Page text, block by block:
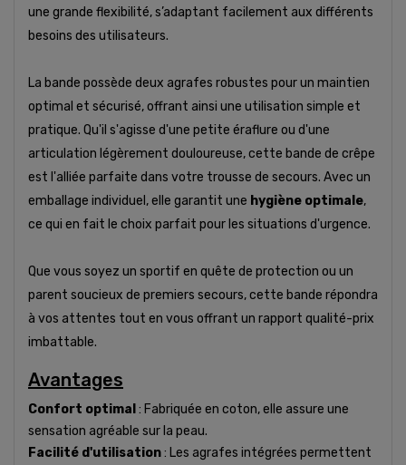
une grande flexibilité, s’adaptant facilement aux différents
besoins des utilisateurs.
La bande possède deux agrafes robustes pour un maintien
optimal et sécurisé, offrant ainsi une utilisation simple et
pratique. Qu'il s'agisse d'une petite éraflure ou d'une
articulation légèrement douloureuse, cette bande de crêpe
est l'alliée parfaite dans votre trousse de secours. Avec un
emballage individuel, elle garantit une hygiène optimale,
ce qui en fait le choix parfait pour les situations d'urgence.
Que vous soyez un sportif en quête de protection ou un
parent soucieux de premiers secours, cette bande répondra
à vos attentes tout en vous offrant un rapport qualité-prix
imbattable.
Avantages
Confort optimal : Fabriquée en coton, elle assure une
sensation agréable sur la peau.
Facilité d'utilisation: Les agrafes intégrées permettent